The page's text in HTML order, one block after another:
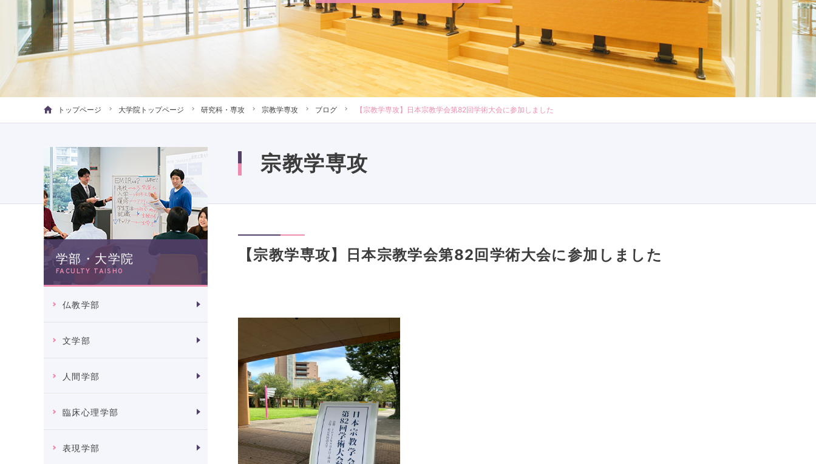
トップページ 大学院トップページ 研究科・専攻 宗教学専攻 ブログ 【宗教学専攻】日本宗教学会第82回学術大会に参加しました
学部・大学院
FACULTY TAISHO
仏教学部
文学部
人間学部
臨床心理学部
表現学部
宗教学専攻
【宗教学専攻】日本宗教学会第82回学術大会に参加しました